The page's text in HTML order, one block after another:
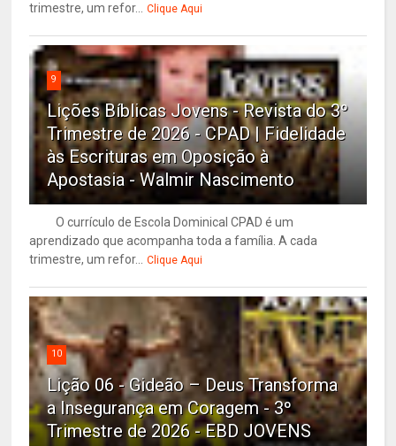
trimestre, um refor... Clique Aqui
9
Lições Bíblicas Jovens - Revista do 3º
Trimestre de 2026 - CPAD | Fidelidade
às Escrituras em Oposição à
Apostasia - Walmir Nascimento
O currículo de Escola Dominical CPAD é um
aprendizado que acompanha toda a família. A cada
trimestre, um refor... Clique Aqui
10
Lição 06 - Gideão – Deus Transforma
a Insegurança em Coragem - 3º
Trimestre de 2026 - EBD JOVENS